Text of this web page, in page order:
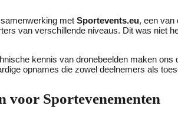
met Sportevents.eu, een van
van verschillende niveaus. Dit was niet
kennis van dronebeelden maken
opnames die zowel deelnemers als
voor Sportevenementen